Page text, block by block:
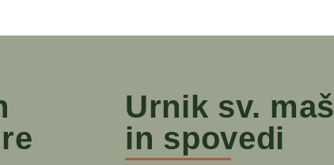
Urnik sv. maš
in spovedi